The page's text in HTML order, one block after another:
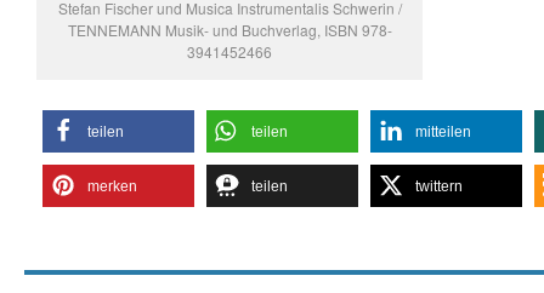
Stefan Fischer und Musica Instrumentalis Schwerin /
TENNEMANN Musik- und Buchverlag, ISBN 978-
3941452466
teilen teilen mitteilen
merken teilen twittern